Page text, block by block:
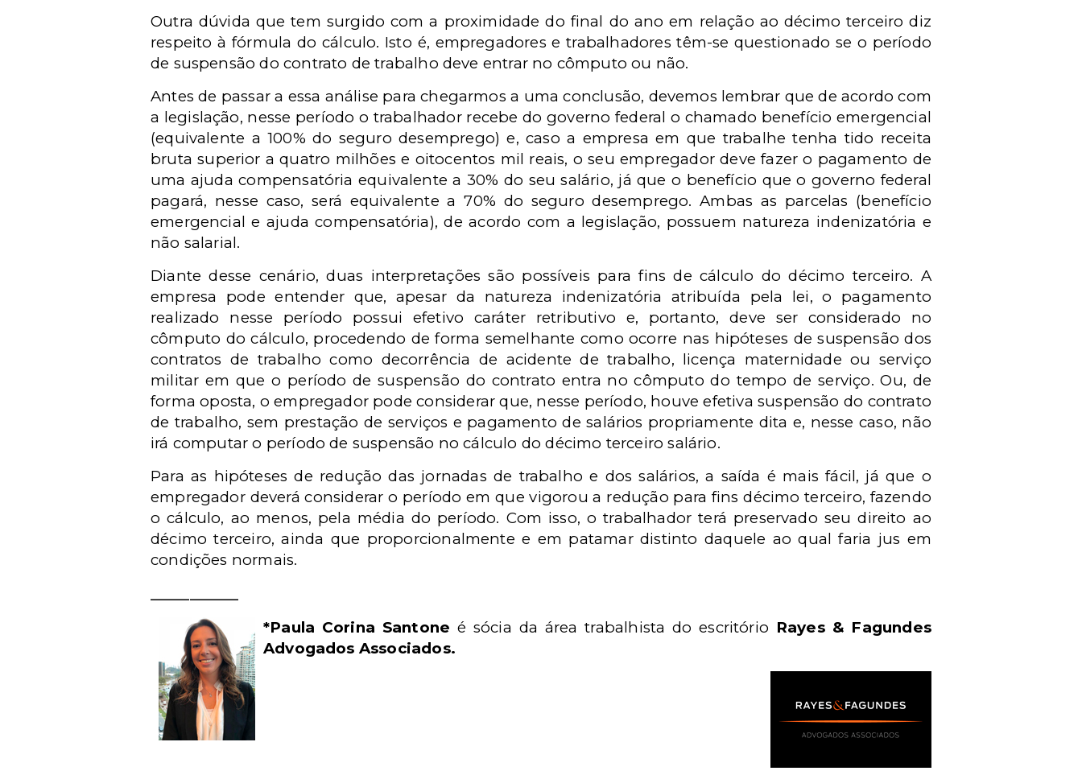
Outra dúvida que tem surgido com a proximidade do final do ano em relação ao décimo terceiro diz
respeito à fórmula do cálculo. Isto é, empregadores e trabalhadores têm-se questionado se o período
de suspensão do contrato de trabalho deve entrar no cômputo ou não.
Antes de passar a essa análise para chegarmos a uma conclusão, devemos lembrar que de acordo com
a legislação, nesse período o trabalhador recebe do governo federal o chamado benefício emergencial
(equivalente a 100% do seguro desemprego) e, caso a empresa em que trabalhe tenha tido receita
bruta superior a quatro milhões e oitocentos mil reais, o seu empregador deve fazer o pagamento de
uma ajuda compensatória equivalente a 30% do seu salário, já que o benefício que o governo federal
pagará, nesse caso, será equivalente a 70% do seguro desemprego. Ambas as parcelas (benefício
emergencial e ajuda compensatória), de acordo com a legislação, possuem natureza indenizatória e
não salarial.
Diante desse cenário, duas interpretações são possíveis para fins de cálculo do décimo terceiro. A
empresa pode entender que, apesar da natureza indenizatória atribuída pela lei, o pagamento
realizado nesse período possui efetivo caráter retributivo e, portanto, deve ser considerado no
cômputo do cálculo, procedendo de forma semelhante como ocorre nas hipóteses de suspensão dos
contratos de trabalho como decorrência de acidente de trabalho, licença maternidade ou serviço
militar em que o período de suspensão do contrato entra no cômputo do tempo de serviço. Ou, de
forma oposta, o empregador pode considerar que, nesse período, houve efetiva suspensão do contrato
de trabalho, sem prestação de serviços e pagamento de salários propriamente dita e, nesse caso, não
irá computar o período de suspensão no cálculo do décimo terceiro salário.
Para as hipóteses de redução das jornadas de trabalho e dos salários, a saída é mais fácil, já que o
empregador deverá considerar o período em que vigorou a redução para fins décimo terceiro, fazendo
o cálculo, ao menos, pela média do período. Com isso, o trabalhador terá preservado seu direito ao
décimo terceiro, ainda que proporcionalmente e em patamar distinto daquele ao qual faria jus em
condições normais.
_________
*Paula Corina Santone é sócia da área trabalhista do escritório Rayes & Fagundes
Advogados Associados.